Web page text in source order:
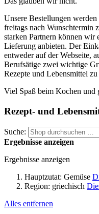
Unsere Bestellungen
freitags nach
starken Partnern können wir
Lieferung anbieten. Der
entweder auf der Webseite,
Berufsätige zwei wichtige
Rezepte und Lebensmittel
Viel Spaß beim Kochen und
Rezept- und
Suche:
Ergebnisse anzeigen
Ergebnisse anzeigen
Hauptzutat: Gemüse
Region: griechisch
Alles entfernen